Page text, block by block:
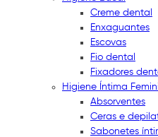
Creme dental
Enxaguantes
Escovas
Fio dental
Fixadores
Higiene Íntima
Absorventes
Ceras e
Sabonetes